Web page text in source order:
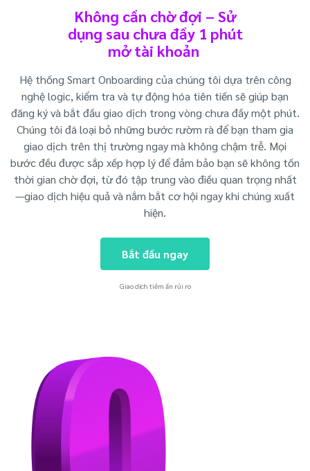
Không cần chờ đợi – Sử
dụng sau chưa đầy 1 phút
mở tài khoản
Hệ thống Smart Onboarding của chúng tôi dựa trên công
nghệ logic, kiểm tra và tự động hóa tiên tiến sẽ giúp bạn
đăng ký và bắt đầu giao dịch trong vòng chưa đầy một phút.
Chúng tôi đã loại bỏ những bước rườm rà để bạn tham gia
giao dịch trên thị trường ngay mà không chậm trễ. Mọi
bước đều được sắp xếp hợp lý để đảm bảo bạn sẽ không tốn
thời gian chờ đợi, từ đó tập trung vào điều quan trọng nhất
—giao dịch hiệu quả và nắm bắt cơ hội ngay khi chúng xuất
hiện.
Bắt đầu ngay
Giao dịch tiềm ẩn rủi ro